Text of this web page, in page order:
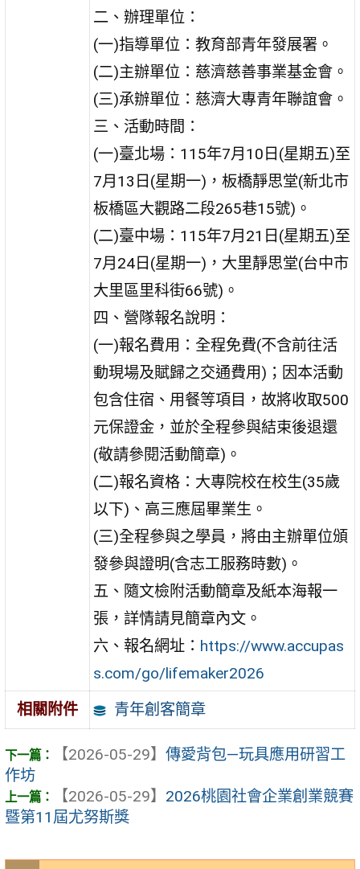
二、辦理單位：
(一)指導單位：教育部青年發展署。
(二)主辦單位：慈濟慈善事業基金會。
(三)承辦單位：慈濟大專青年聯誼會。
三、活動時間：
(一)臺北場：115年7月10日(星期五)至
7月13日(星期一)，板橋靜思堂(新北市
板橋區大觀路二段265巷15號)。
(二)臺中場：115年7月21日(星期五)至
7月24日(星期一)，大里靜思堂(台中市
大里區里科街66號)。
四、營隊報名說明：
(一)報名費用：全程免費(不含前往活
動現場及賦歸之交通費用)；因本活動
包含住宿、用餐等項目，故將收取500
元保證金，並於全程參與結束後退還
(敬請參閱活動簡章)。
(二)報名資格：大專院校在校生(35歲
以下)、高三應屆畢業生。
(三)全程參與之學員，將由主辦單位頒
發參與證明(含志工服務時數)。
五、隨文檢附活動簡章及紙本海報一
張，詳情請見簡章內文。
六、報名網址： https://www.accupas
s.com/go/lifemaker2026
相關附件
青年創客簡章
【2026-05-29】 傳愛背包—玩具應用研習工
作坊
【2026-05-29】 2026桃園社會企業創業競賽
暨第11屆尤努斯獎